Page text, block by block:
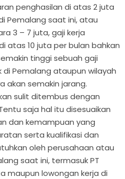
penghasilan di atas 2 juta
Pemalang saat ini, atau
3 – 7 juta, gaji kerja
atas 10 juta per bulan bahkan
tinggi sebuah gaji
Pemalang ataupun wilayah
akan semakin jarang.
sulit ditembus dengan
saja hal itu disesuaikan
dan kemampuan yang
serta kualifikasi dan
oleh perusahaan atau
saat ini, termasuk PT
maupun lowongan kerja di